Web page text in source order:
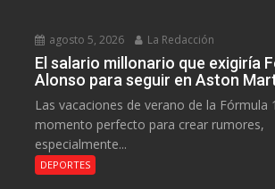
agosto 5, 2026 La Redacción
El salario millonario que exigiría
Alonso para seguir en Aston
Las vacaciones de verano de la Fórmula
momento perfecto para crear rumores,
especialmente...
DEPORTES